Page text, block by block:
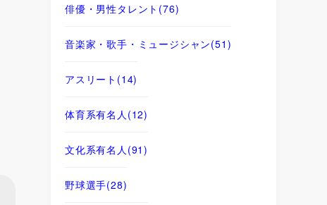
俳優・男性タレント (76)
音楽家・歌手・ミュージシャン(51)
アスリート (14)
体育系有名人 (12)
文化系有名人 (91)
野球選手(28)